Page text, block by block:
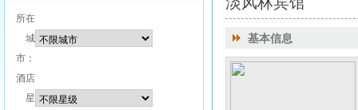
所在
城
市：
酒店
星
基本信息